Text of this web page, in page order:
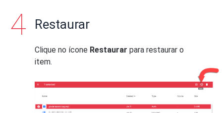
Restaurar
Clique no ícone Restaurar para restaurar o
item.